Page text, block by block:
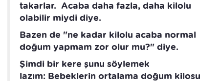
takarlar. Acaba daha fazla, daha kilolu
olabilir miydi diye.
Bazen de "ne kadar kilolu acaba normal
doğum yapmam zor olur mu?" diye.
Şimdi bir kere şunu söylemek
lazım: Bebeklerin ortalama doğum kilosu